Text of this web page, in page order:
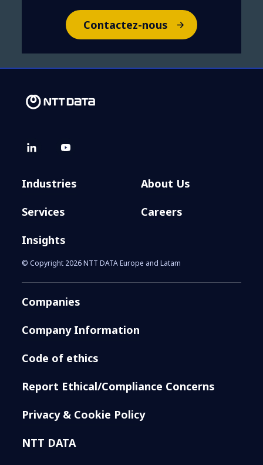
Contactez-nous
Industries
Services
Insights
About Us
Careers
© Copyright 2026 NTT DATA Europe and Latam
Companies
Company Information
Code of ethics
Report Ethical/Compliance Concerns
Privacy & Cookie Policy
NTT DATA